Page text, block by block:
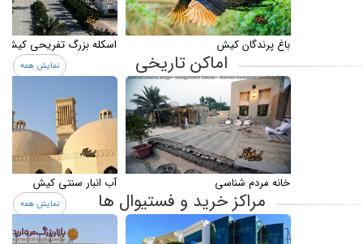
باغ پرندگان کیش اسکله بزرگ تفریحی کیش
اماکن تاریخی نمایش همه
خانه مردم شناسی آب انبار سنتی کیش
مراکز خرید و فستیوال ها نمایش همه